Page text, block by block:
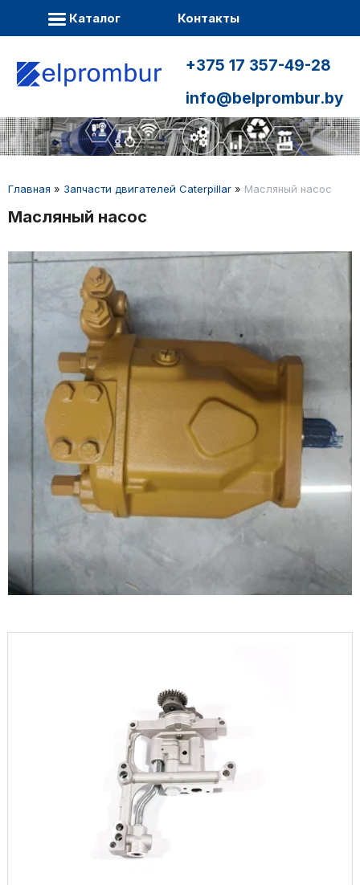
Каталог Контакты
+375 17 357-49-28
info@belprombur.by
Главная » Запчасти двигателей Caterpillar » Масляный насос
Масляный насос